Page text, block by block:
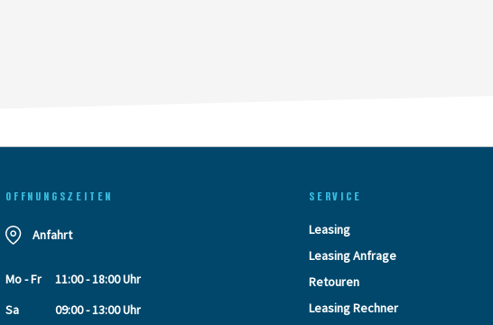
OFFNUNGSZEITEN
Anfahrt
Mo - Fr
11:00 - 18:00 Uhr
Sa
09:00 - 13:00 Uhr
SERVICE
Leasing
Leasing Anfrage
Retouren
Leasing Rechner